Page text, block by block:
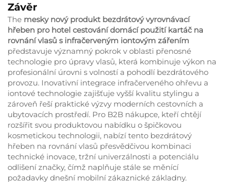
Závěr
The mesky nový produkt bezdrátový vyrovnávací
hřeben pro hotel cestování domácí použití kartáč na
rovnání vlasů s infračerveným iontovým zářením
představuje významný pokrok v oblasti přenosné
technologie pro úpravy vlasů, která kombinuje výkon na
profesionální úrovni s volností a pohodlí bezdrátového
provozu. Inovativní integrace infračerveného ohřevu a
iontové technologie zajišťuje vyšší kvalitu stylingu a
zároveň řeší praktické výzvy moderních cestovních a
ubytovacích prostředí. Pro B2B nákupce, kteří chtějí
rozšířit svou produktovou nabídku o špičkovou
kosmetickou technologii, nabízí tento bezdrátový
hřeben na rovnání vlasů přesvědčivou kombinaci
technické inovace, tržní univerzálnosti a potenciálu
odlišení značky, čímž naplňuje stále se měnící
požadavky dnešní mobilní zákaznické základny.